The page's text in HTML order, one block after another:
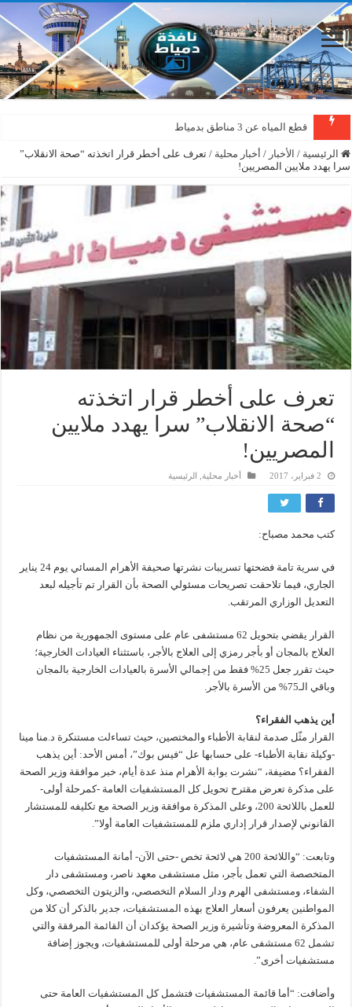
قطع المياه عن 3 مناطق بدمياط
الرئيسية / الأخبار / أخبار محلية / تعرف على أخطر قرار اتخذته “صحة الانقلاب”
سرا يهدد ملايين المصريين!
تعرف على أخطر قرار اتخذته
“صحة الانقلاب” سرا يهدد ملايين
المصريين!
2 فبراير، 2017 أخبار محلية الرئيسية
كتب محمد مصباح:
في سرية تامة فضحتها تسريبات نشرتها صحيفة الأهرام المسائي يوم 24 يناير
الجاري، فيما تلاحقت تصريحات مسئولي الصحة بأن القرار تم تأجيله لبعد
التعديل الوزاري المرتقب.
القرار يقضي بتحويل 62 مستشفى عام على مستوى الجمهورية من نظام
العلاج بالمجان أو بأجر رمزي إلى العلاج بالأجر، باستثناء العيادات الخارجية؛
حيث تقرر جعل 25% فقط من إجمالي الأسرة بالعيادات الخارجية بالمجان
وباقي الـ75% من الأسرة بالأجر.
أين يذهب الفقراء؟
القرار مثّل صدمة لنقابة الأطباء والمختصين، حيث تساءلت مستنكرة د.منا مينا
-وكيلة نقابة الأطباء- على حسابها عل “فيس بوك”، أمس الأحد: أين يذهب
الفقراء؟ مضيفة، “نشرت بوابة الأهرام منذ عدة أيام، خبر موافقة وزير الصحة
على مذكرة تعرض مقترح تحويل كل المستشفيات العامة -كمرحلة أولى-
للعمل باللائحة 200، وعلى المذكرة موافقة وزير الصحة مع تكليفه للمستشار
القانوني لإصدار قرار إداري ملزم للمستشفيات العامة أولا”.
وتابعت: “واللائحة 200 هي لائحة تخص -حتى الآن- أمانة المستشفيات
المتخصصة التي تعمل بأجر، مثل مستشفى معهد ناصر، ومستشفى دار
الشفاء، ومستشفى الهرم ودار السلام التخصصي، والزيتون التخصصي، وكل
المواطنين يعرفون أسعار العلاج بهذه المستشفيات، جدير بالذكر أن كلا من
المذكرة المعروضة وتأشيرة وزير الصحة يؤكدان أن القائمة المرفقة والتي
تشمل 62 مستشفى عام، هي مرحلة أولى للمستشفيات، ويجوز إضافة
مستشفيات أخرى”.
وأضافت: “أما قائمة المستشفيات فتشمل كل المستشفيات العامة حتى